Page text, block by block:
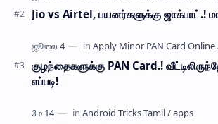
Jio vs Airtel, பயனர்களுக்கு ஜாக்பாட்.!
குழந்தைகளுக்கு PAN Card.!
எப்படி!